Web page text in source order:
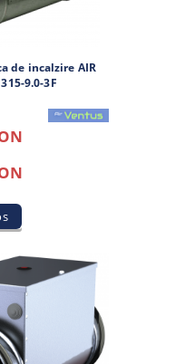
de incalzire AIR
9.0-3F